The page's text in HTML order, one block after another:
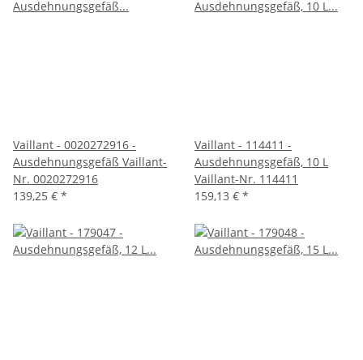
Vaillant - 0020272916 -
Ausdehnungsgefäß Vaillant-
Nr. 0020272916
139,25 € *
Vaillant - 114411 -
Ausdehnungsgefäß, 10 L
Vaillant-Nr. 114411
159,13 € *